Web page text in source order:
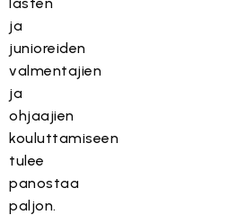
ja
junioreiden
valmentajien
ja
ohjaajien
kouluttamiseen
tulee
panostaa
paljon.